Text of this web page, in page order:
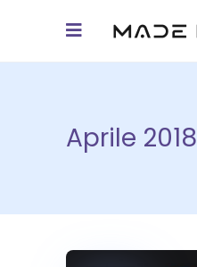
Aprile 2018